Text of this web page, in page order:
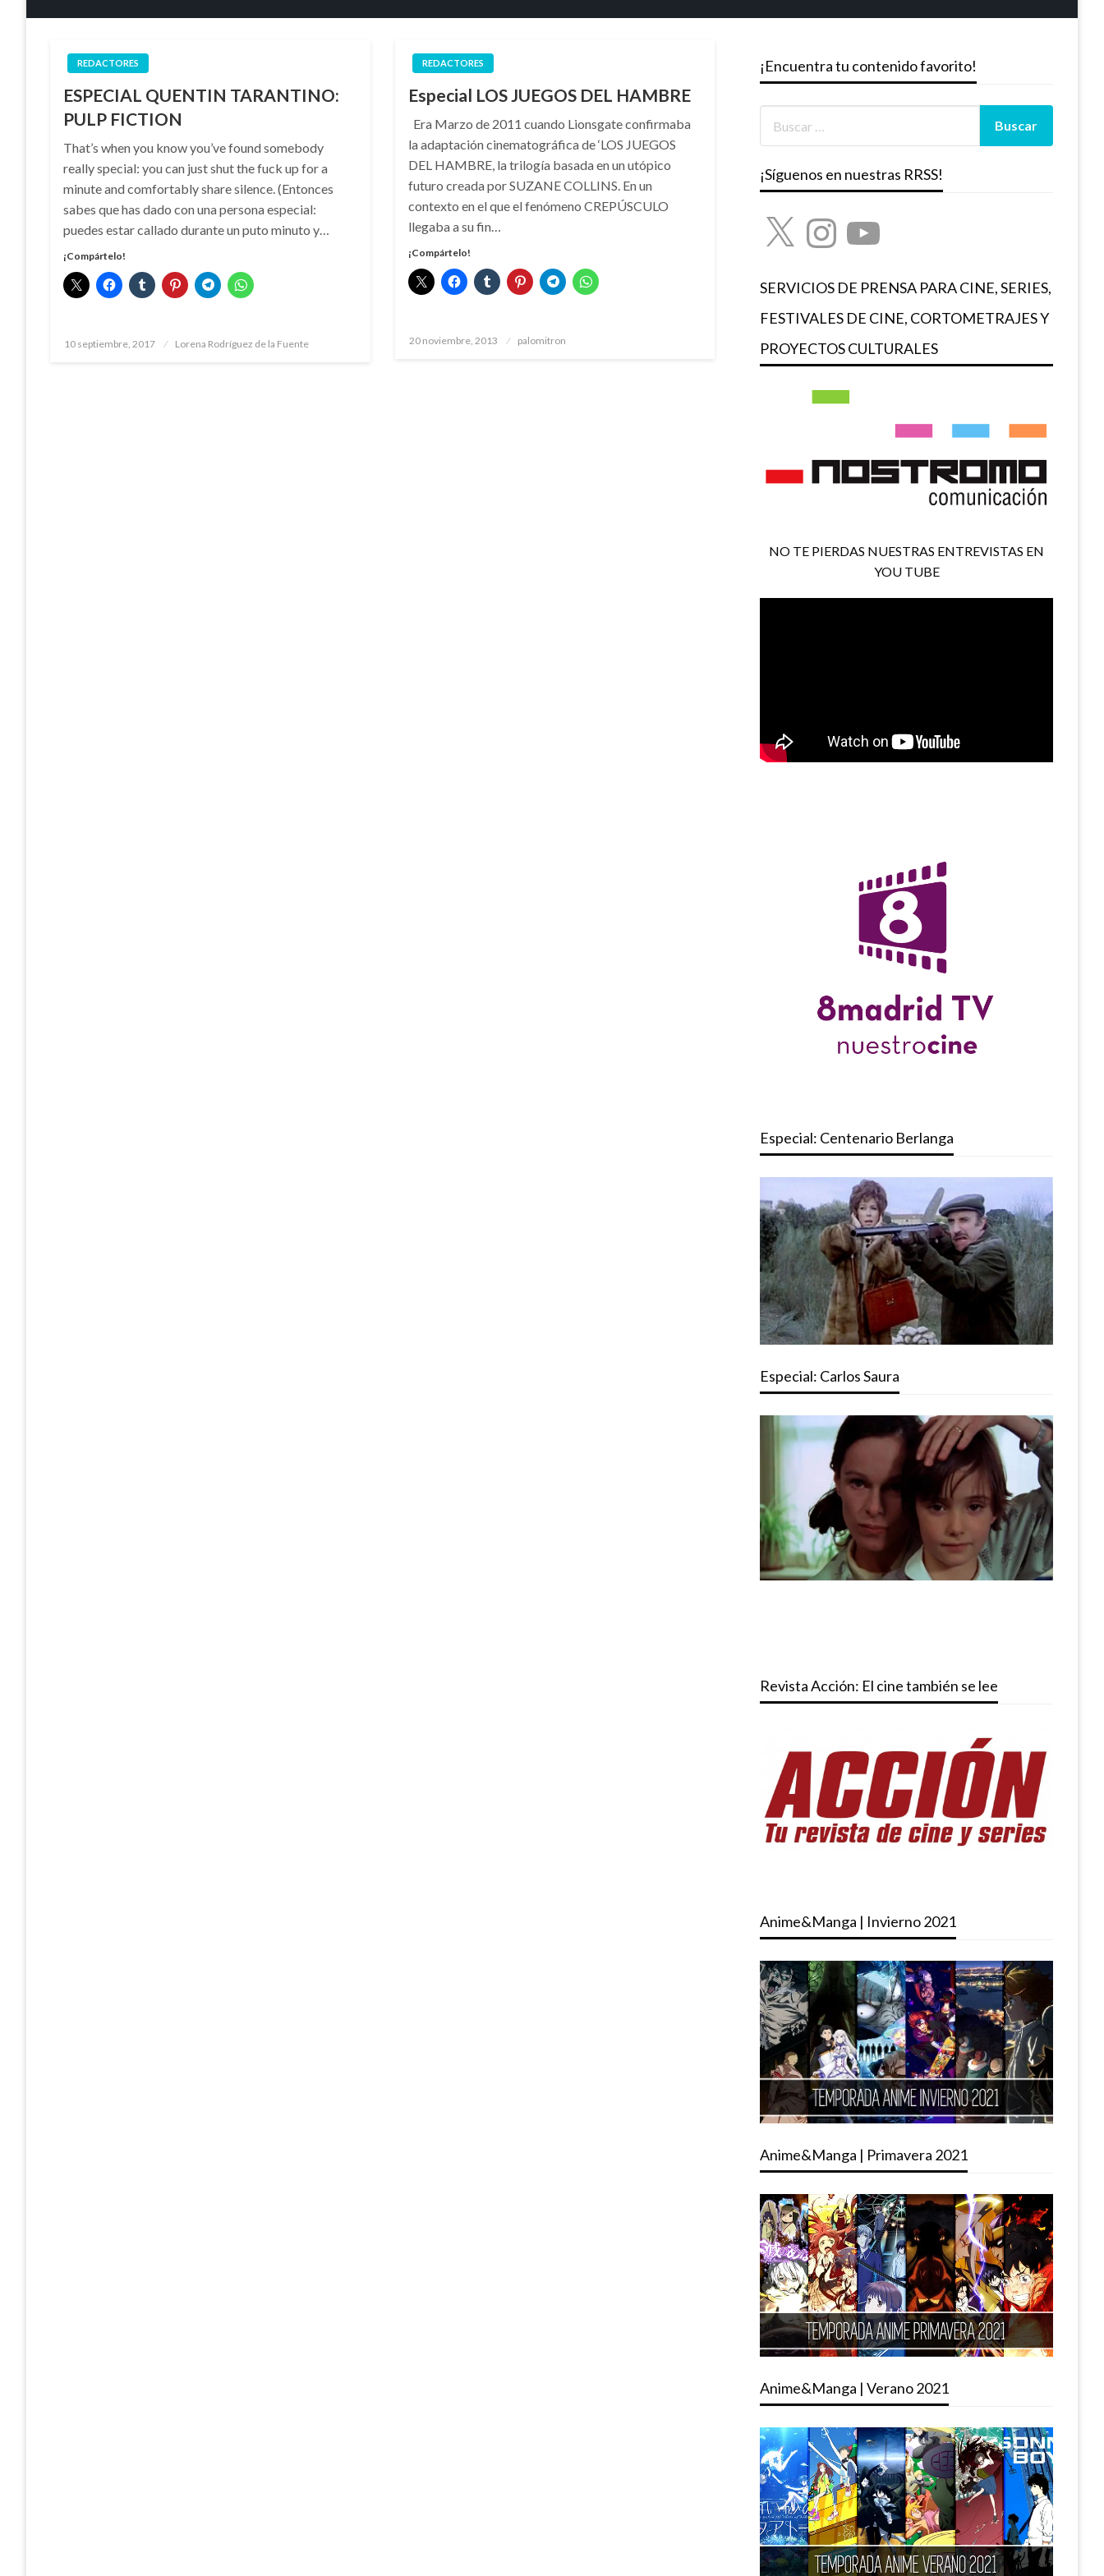
REDACTORES
ESPECIAL QUENTIN TARANTINO:
PULP FICTION
That’s when you know you’ve found somebody
really special: you can just shut the fuck up for a
minute and comfortably share silence. (Entonces
sabes que has dado con una persona especial:
puedes estar callado durante un puto minuto y…
¡Compártelo!
Publicado
10 septiembre, 2017 Lorena Rodríguez de la Fuente
REDACTORES
Especial LOS JUEGOS DEL HAMBRE
Era Marzo de 2011 cuando Lionsgate confirmaba
la adaptación cinematográfica de ‘LOS JUEGOS
DEL HAMBRE, la trilogía basada en un utópico
futuro creada por SUZANE COLLINS. En un
contexto en el que el fenómeno CREPÚSCULO
llegaba a su fin…
¡Compártelo!
Publicado
20 noviembre, 2013 palomitron
¡Encuentra tu contenido favorito!
¡Síguenos en nuestras RRSS!
X InstagramYouTube
SERVICIOS DE PRENSA PARA CINE, SERIES,
FESTIVALES DE CINE, CORTOMETRAJES Y
PROYECTOS CULTURALES
NO TE PIERDAS NUESTRAS ENTREVISTAS EN
YOU TUBE
Especial: Centenario Berlanga
Especial: Carlos Saura
Revista Acción: El cine también se lee
Anime&Manga | Invierno 2021
Anime&Manga | Primavera 2021
Anime&Manga | Verano 2021